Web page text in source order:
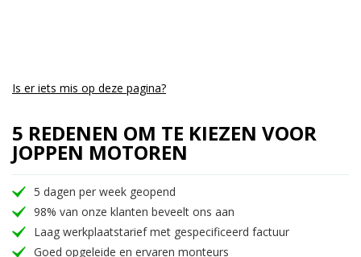
accessoires die op het stuur geplaatst gaan worden
zorgt voor vertrouwen tijdens het remmen.
De Royal Enfield Classic 350 is leverbaar in 6
kleuren
Chrome Red
Chrome Bronze
Is er iets mis op deze pagina?
5 REDENEN OM TE KIEZEN VOOR
JOPPEN MOTOREN
5 dagen per week geopend
98% van onze klanten beveelt ons aan
Laag werkplaatstarief met gespecificeerd factuur
Goed opgeleide en ervaren monteurs